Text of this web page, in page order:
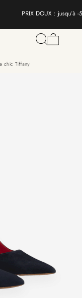
chic Tiffany